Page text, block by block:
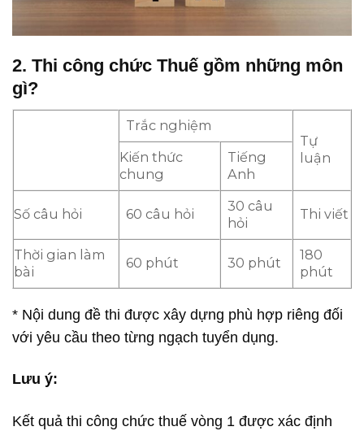
2. Thi công chức Thuế gồm những môn
gì?
Trắc nghiệm
Tự
luận
Kiến thức
chung
Tiếng
Anh
Số câu hỏi 60 câu hỏi
30 câu
hỏi
Thi viết
Thời gian làm
bài
60 phút 30 phút
180
phút
* Nội dung đề thi được xây dựng phù hợp riêng đối
với yêu cầu theo từng ngạch tuyển dụng.
Lưu ý:
Kết quả thi công chức thuế vòng 1 được xác định